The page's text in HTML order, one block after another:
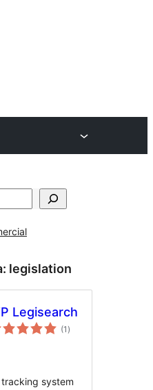
legislation
Legisearch
(1 укупних
оцена
)
system